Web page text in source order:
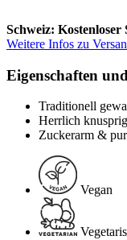
Schweiz: Kostenloser
Weitere Infos zu
Eigenschaften
Traditionell
Herrlich knusprig
Zuckerarm &
Vegan